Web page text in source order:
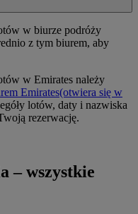
w biurze podróży
z tym biurem, aby
w Emirates należy
Emirates(otwiera się w
lotów, daty i nazwiska
rezerwację.
– wszystkie